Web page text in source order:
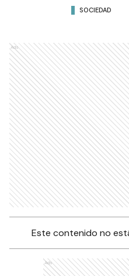
SOCIEDAD
Ads
Este contenido no
Ads